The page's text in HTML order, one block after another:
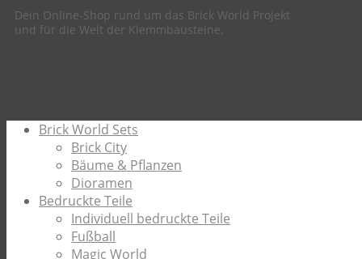
Dein Online-Shop rund um das Brick World Projekt
und für die Welt der Klemmbausteine.
Brick World Sets
Brick City
Bäume & Pflanzen
Dioramen
Bedruckte Teile
Individuell bedruckte Teile
Fußball
Magic World